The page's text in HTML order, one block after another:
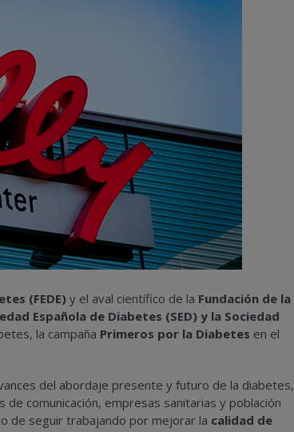
(FEDE)y el aval científico de la Fundación de la
Española de Diabetes (SED) y la Sociedad
la campaña Primeros por la Diabetes en el
del abordaje presente y futuro de la diabetes,
comunicación, empresas sanitarias y población
de seguir trabajando por mejorar la calidad de